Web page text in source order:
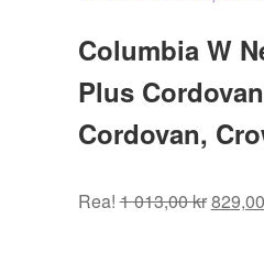
Columbia W
Plus
Cordovan,
Rea! 1 013,00kr829,00